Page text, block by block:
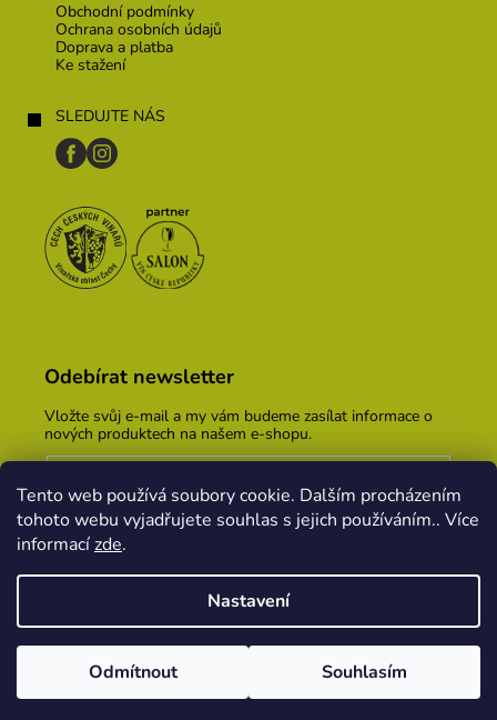
Tento web používá soubory cookie. Dalším procházením
tohoto webu vyjadřujete souhlas s jejich používáním.. Více
informacízde.
Nastavení
Odmítnout Souhlasím
Obchodní podmínky
Ochrana osobních údajů
Doprava a platba
Ke stažení
SLEDUJTE NÁS
Odebírat newsletter
Vložte svůj e-mail a my vám budeme zasílat informace o
nových produktech na našem e-shopu.
Vložením e-mailu souhlasíte spodmínkami ochrany
osobních údajů
PŘIHLÁSIT SE
Vytvořil Shoptet
PekneWeby
práva vyhrazena.